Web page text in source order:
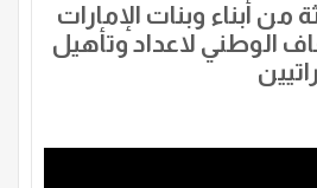
من أبناء وبنات الإمارات
الوطني لاعداد وتأهيل